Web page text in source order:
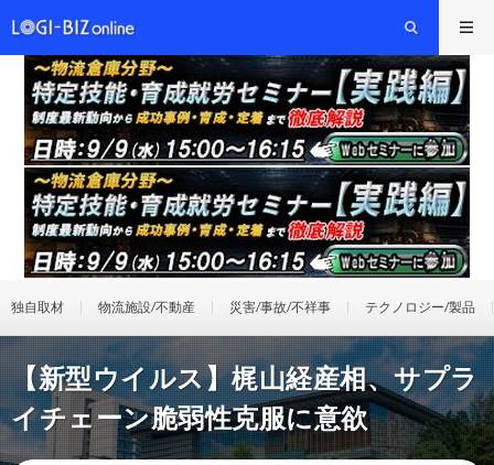
独自取材 物流施設/不動産 災害/事故/不祥事 テクノロジー/製品
【新型ウイルス】梶山経産相、サプラ
イチェーン脆弱性克服に意欲